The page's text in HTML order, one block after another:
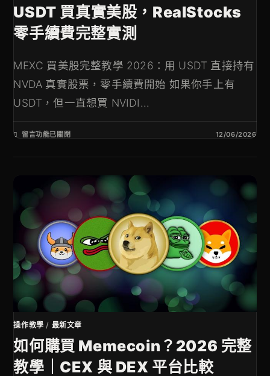
USDT 買真實美股，RealStocks
零手續費完整實測
MEXC 買美股完整教學 2026：用 USDT 直接持有
NVDA 真實股票，零手續費開始 如果你手上有
USDT，但一直想買 NVIDI...
留言功能已關閉 12/06/2026
操作教學 / 最新文章
如何購買 Memecoin？2026 完整
教學｜CEX 與 DEX 平台比較